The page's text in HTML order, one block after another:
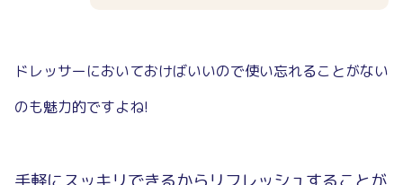
ドレッサーにおいておけばいいので使い忘れることがない
のも魅力的ですよね!
手軽にスッキリできるからリフレッシュすることが